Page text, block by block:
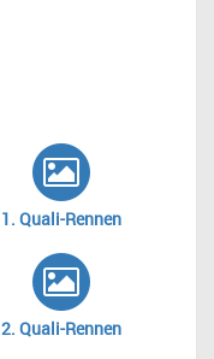
1. Quali-Rennen
2. Quali-Rennen